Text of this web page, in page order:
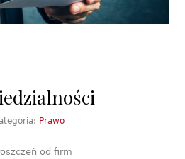
Prawo
od firm